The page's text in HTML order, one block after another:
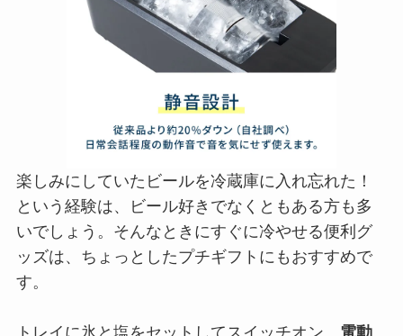
楽しみにしていたビールを冷蔵庫に入れ忘れた！
という経験は、ビール好きでなくともある方も多
いでしょう。そんなときにすぐに冷やせる便利グ
ッズは、ちょっとしたプチギフトにもおすすめで
す。